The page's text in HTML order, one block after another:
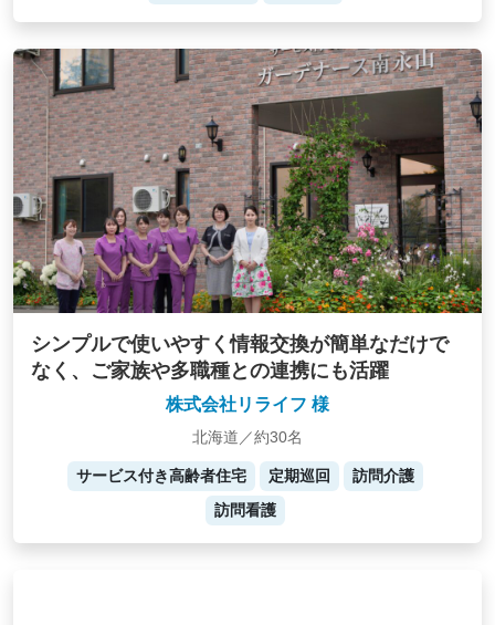
シンプルで使いやすく情報交換が簡単なだけで
なく、ご家族や多職種との連携にも活躍
株式会社リライフ 様
北海道／約30名
サービス付き高齢者住宅 定期巡回
訪問介護
訪問看護